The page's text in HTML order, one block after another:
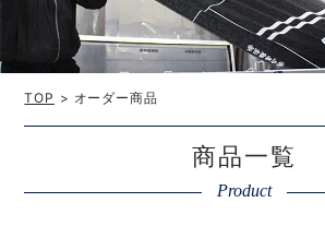
TOP > オーダー商品
商品一覧
Product